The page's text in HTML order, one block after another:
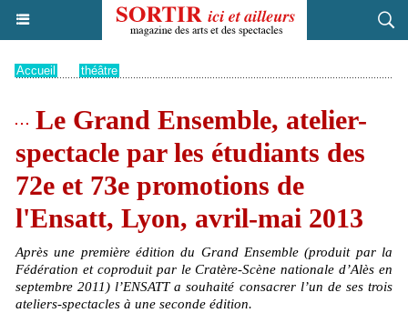
Accueil théâtre
Le Grand Ensemble, atelier-
spectacle par les étudiants des
72e et 73e promotions de
l'Ensatt, Lyon, avril-mai 2013
Après une première édition du Grand Ensemble (produit par la
Fédération et coproduit par le Cratère-Scène nationale d’Alès en
septembre 2011) l’ENSATT a souhaité consacrer l’un de ses trois
ateliers-spectacles à une seconde édition.